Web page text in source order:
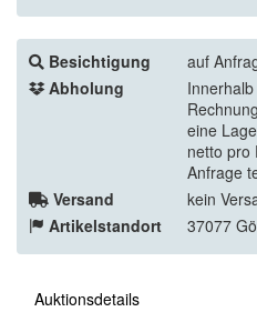
Besichtigung
auf
Abholung
eine
netto pro
Anfrage
Versand
kein
Artikelstandort
37077
Auktionsdetails